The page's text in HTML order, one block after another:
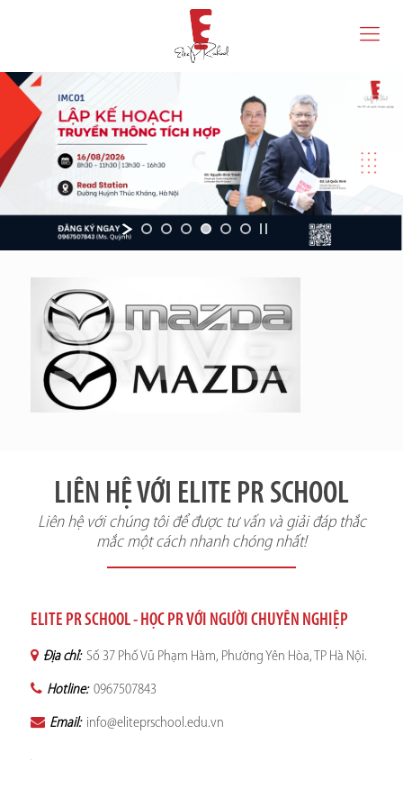
LIÊN HỆ VỚI ELITE PR SCHOOL
Liên hệ với chúng tôi để được tư vấn và giải đáp thắc
mắc một cách nhanh chóng nhất!
ELITE PR SCHOOL - HỌC PR VỚI NGƯỜI CHUYÊN NGHIỆP
Địa chỉ: Số 37 Phố Vũ Phạm Hàm, Phường Yên Hòa, TP Hà Nội.
Hotline: 0967507843
Email: info@eliteprschool.edu.vn